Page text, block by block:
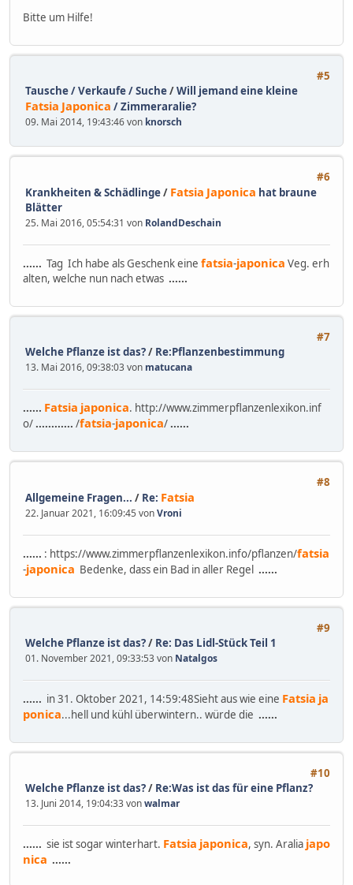
Bitte um Hilfe!
#5
Tausche / Verkaufe / Suche/Will jemand eine kleine
Fatsia Japonica / Zimmeraralie?
09. Mai 2014, 19:43:46 von knorsch
#6
Krankheiten & Schädlinge/ Fatsia Japonica hat braune
Blätter
25. Mai 2016, 05:54:31 von RolandDeschain
...... Tag Ich habe als Geschenk eine fatsia-japonica Veg. erh
alten, welche nun nach etwas ......
#7
Welche Pflanze ist das?/ Re:Pflanzenbestimmung
13. Mai 2016, 09:38:03 von matucana
...... Fatsia japonica. http://www.zimmerpflanzenlexikon.inf
o/ ............ /fatsia-japonica/ ......
#8
Allgemeine Fragen... / Re: Fatsia
22. Januar 2021, 16:09:45 vonVroni
...... : https://www.zimmerpflanzenlexikon.info/pflanzen/fatsia
-japonica Bedenke, dass ein Bad in aller Regel ......
#9
Welche Pflanze ist das?/ Re: Das Lidl-Stück Teil 1
01. November 2021, 09:33:53 von Natalgos
...... in 31. Oktober 2021, 14:59:48Sieht aus wie eine Fatsia ja
ponica...hell und kühl überwintern.. würde die ......
#10
Welche Pflanze ist das?/ Re:Was ist das für eine Pflanz?
13. Juni 2014, 19:04:33 vonwalmar
...... sie ist sogar winterhart. Fatsia japonica, syn. Aralia japo
nica ......